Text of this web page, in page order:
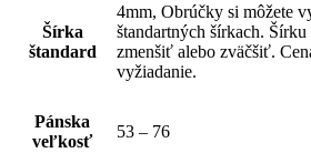
Šírka
štandard
4mm, Obrúčky si môžete
štandartných šírkach.
zmenšiť alebo zväčšiť.
vyžiadanie.
Pánska
veľkosť
53 – 76